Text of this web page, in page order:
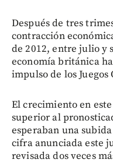
Después de tres
contracción
de 2012, entre julio y
economía británica
impulso de los Juegos
El crecimiento en
superior al
esperaban una
cifra anunciada este
revisada dos veces